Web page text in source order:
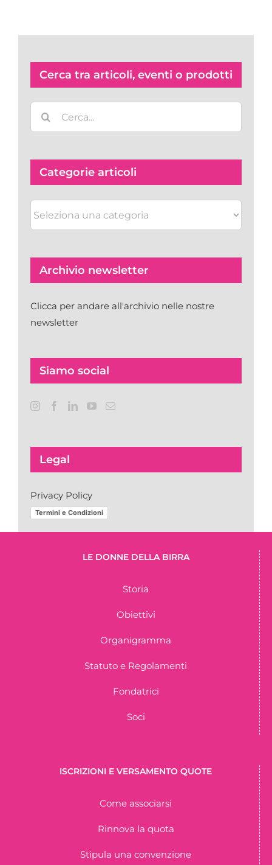
Cerca tra articoli, eventi o prodotti
Categorie articoli
Archivio newsletter
Clicca per andare all'archivio nelle nostre
newsletter
Siamo social
Legal
Privacy Policy
Termini e Condizioni
LE DONNE DELLA BIRRA
Storia
Obiettivi
Organigramma
Statuto e Regolamenti
Fondatrici
Soci
ISCRIZIONI E VERSAMENTO QUOTE
Come associarsi
Rinnova la quota
Stipula una convenzione